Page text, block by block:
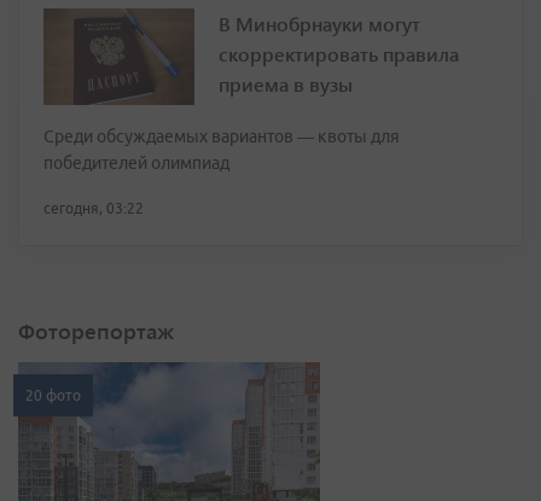
В Минобрнауки могут
скорректировать правила
приема в вузы
Среди обсуждаемых вариантов — квоты для
победителей олимпиад
сегодня, 03:22
Фоторепортаж
20 фото